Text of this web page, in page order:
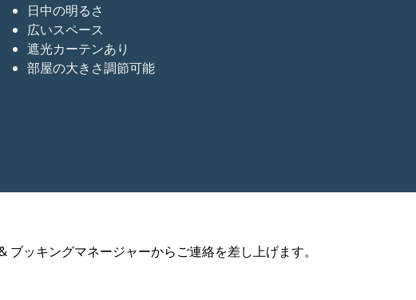
日中の明るさ
広いスペース
遮光カーテンあり
部屋の大きさ調節可能
ッキングマネージャーからご連絡を差し上げます。